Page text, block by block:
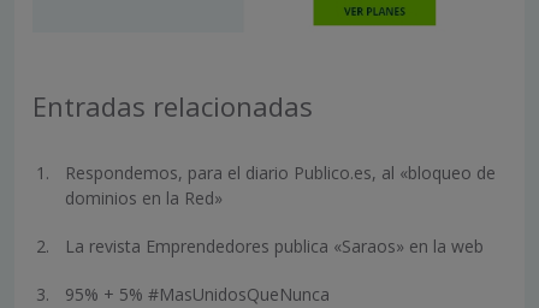
Entradas relacionadas
Respondemos, para el diario Publico.es, al «bloqueo de
dominios en la Red»
La revista Emprendedores publica «Saraos» en la web
95% + 5% #MasUnidosQueNunca